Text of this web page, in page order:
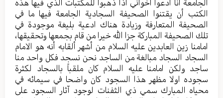
الجامعة انا ادعوا اخواني اذا ذهبوا للمكتبات الذي فيها هذه
الكتب أن يقتنوا الصحيفة السجادية الجامعة فيها ما في
الصحيفة المتعارفة وزيادة هناك ادعية بليغة موجودة في
تلك الصحيفة المباركة جزا الله خيرا من قام بجمعها وتحقيقها،
امامنا زين العابدين عليه السلام من أشهر ألقابه أنه هو الامام
السجاد السجاد مبالغة من الساجد نحن نسجد فكل واحد منا
ساجد ولكن امامنا عليه السلام كان ملقباً بالسجاد لكثرة
سجوده اولا مظهر هذا السجود كان واضحا في سيمائه في
محياه المبارك سمي ذي الثفنات لوجود آثار السجود على